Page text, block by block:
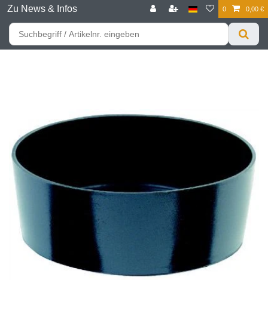
Zu News & Infos 0 0,00 €
Für bessere Preise HIER registrieren!